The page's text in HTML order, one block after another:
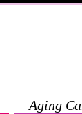
Aging